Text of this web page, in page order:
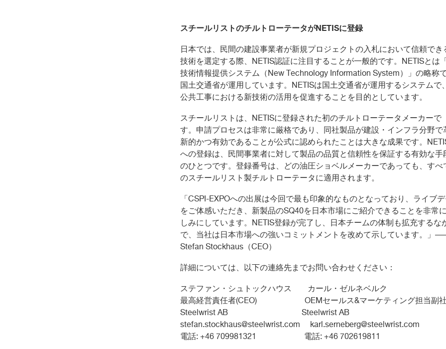
スチールリストのチルトローテータがNETISに登録
日本では、民間の建設事業者が新規プロジェクトの入札において信頼でき
技術を選定する際、 NETIS認証に注目することが一般的です。 NETISとは
技術情報提供システム（New Technology Information System）」の略称で
国土交通省が運用しています。 NETISは国土交通省が運用するシステムで、
公共工事における新技術の活用を促進することを目的としています。
スチールリストは、 NETISに登録された初のチルトローテータメーカーで
す。申請プロセスは非常に厳格であり、同社製品が建設・インフラ分野で
新的かつ有効であることが公式に認められたことは大きな成果です。
への登録は、民間事業者に対して製品の品質と信頼性を保証する有効な手
のひとつです。登録番号は、どの油圧ショベルメーカーであっても、すべ
のスチールリスト製チルトローテータに適用されます。
「CSPI-EXPOへの出展は今回で最も印象的なものとなっており、ライブ
をご体感いただき、新製品のSQ40を日本市場にご紹介できることを非常
しみにしています。 NETIS登録が完了し、日本チームの体制も拡充するな
で、当社は日本市場への強いコミットメントを改めて示しています。」
Stefan Stockhaus（CEO）
詳細については、以下の連絡先までお問い合わせください：
ステファン・シュトックハウス カール・ゼルネベルク
最高経営責任者(CEO) OEMセールス&マーケティング担当副
Steelwrist AB Steelwrist AB
stefan.stockhaus@steelwrist.com
karl.serneberg@steelwrist.com
電話: +46 709981321 電話: +46 702619811